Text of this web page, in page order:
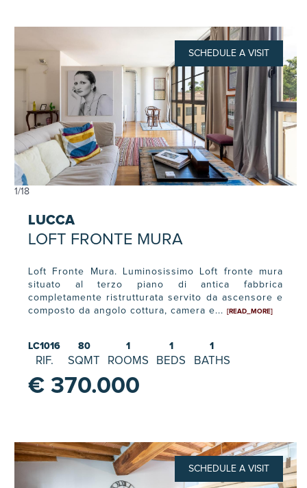
SCHEDULE A VISIT
1/18
LUCCA
LOFT FRONTE MURA
Loft Fronte Mura. Luminosissimo Loft fronte mura
situato al terzo piano di antica fabbrica
completamente ristrutturata servito da ascensore e
composto da angolo cottura, camera e...
[READ_MORE]
LC1016
RIF.
80
SQMT
1
ROOMS
1
BEDS
1
BATHS
€ 370.000
SCHEDULE A VISIT